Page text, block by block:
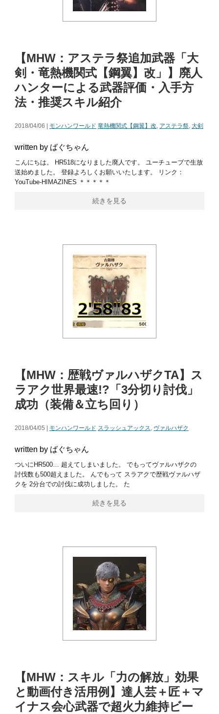
【MHW：アステラ祭追加武器「大
剣・竜熱機関式【鋼翼】改」】廃人
ハンターによる武器評価・入手方
法・推奨スキル紹介
2018/04/06 | モンハンワールド 竜熱機関式【鋼翼】改, アステラ祭, 大剣
written by ばぐちゃん
こんにちは。 HR518になりました廃人です。 ユーチューブで生放
送始めました。 登録よろしくお願いいたします。 リンク：
YouTube-HIMAZINES ＊＊＊＊＊
続きを見る
【MHW：歴戦ヴァルハザクTA】ス
ラアク世界最速!?「3分切り討伐」
成功（装備＆立ち回り）
2018/04/05 | モンハンワールド スラッシュアックス, ヴァルハザク
written by ばぐちゃん
ついにHR500… 超えてしまいました。 でもってヴァルハザクの
討伐数も500超えました。 んでもって スラアクで歴戦ヴァルハザ
クを 2分台での討伐に成功しました。 た
続きを見る
【MHW：スキル「力の解放」効果
と動画付き活用例】達人芸＋匠＋マ
イナス会心武器で超火力維持ビー